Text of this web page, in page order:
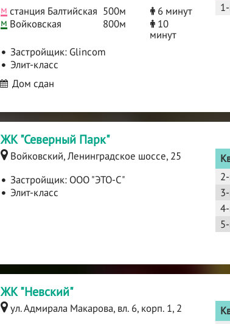
м станция Балтийская 500м
6 минут
м Войковская 800м
10
минут
Застройщик: Glincom
Элит-класс
Дом сдан
ЖК "Северный Парк"
Войковский, Ленинградское шоссе, 25
Застройщик: ООО "ЭТО-С"
Элит-класс
ЖК "Невский"
ул. Адмирала Макарова, вл. 6, корп. 1, 2